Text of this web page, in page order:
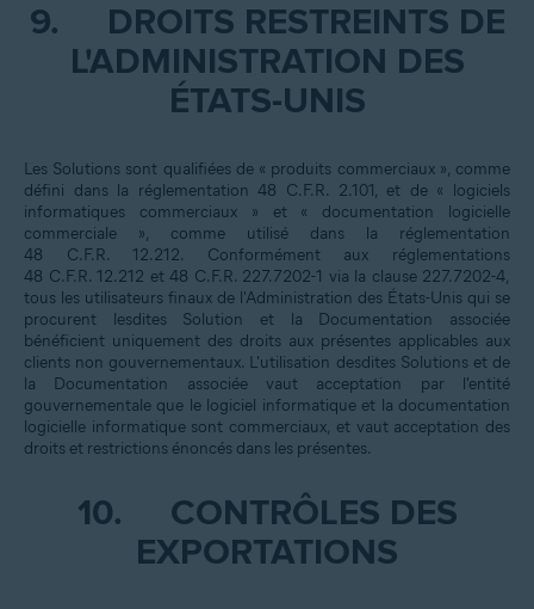
9.
DROITS RESTREINTS DE
L'ADMINISTRATION DES
ÉTATS-UNIS
Les Solutions sont qualifiées de « produits commerciaux », comme
défini dans la réglementation 48 C.F.R. 2.101, et de « logiciels
informatiques commerciaux » et « documentation logicielle
commerciale », comme utilisé dans la réglementation
48 C.F.R. 12.212. Conformément aux réglementations
48 C.F.R. 12.212 et 48 C.F.R. 227.7202-1 via la clause 227.7202-4,
tous les utilisateurs finaux de l'Administration des États-Unis qui se
procurent lesdites Solution et la Documentation associée
bénéficient uniquement des droits aux présentes applicables aux
clients non gouvernementaux. L'utilisation desdites Solutions et de
la Documentation associée vaut acceptation par l'entité
gouvernementale que le logiciel informatique et la documentation
logicielle informatique sont commerciaux, et vaut acceptation des
droits et restrictions énoncés dans les présentes.
10.
CONTRÔLES DES
EXPORTATIONS